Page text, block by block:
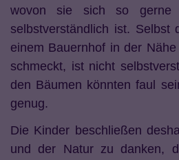
wovon sie sich so gerne
selbstverständlich ist. Selbst
einem Bauernhof in der
schmeckt, ist nicht
den Bäumen könnten faul
genug.
Die Kinder beschließen
und der Natur zu danken,